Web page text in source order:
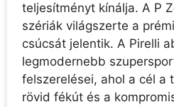
teljesítményt kínálja. A P
szériák világszerte a
csúcsát jelentik. A Pirelli
legmodernebb
felszerelései, ahol a cél a
rövid fékút és a